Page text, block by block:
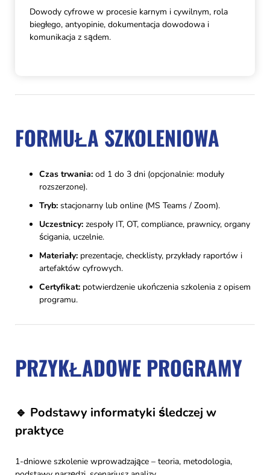
Dowody cyfrowe w procesie karnym i cywilnym, rola
biegłego, antyopinie, dokumentacja dowodowa i
komunikacja z sądem.
FORMUŁA SZKOLENIOWA
Czas trwania: od 1 do 3 dni (opcjonalnie: moduły
rozszerzone).
Tryb: stacjonarny lub online (MS Teams / Zoom).
Uczestnicy: zespoły IT, OT, compliance, prawnicy, organy
ścigania, uczelnie.
Materiały: prezentacje, checklisty, przykłady raportów i
artefaktów cyfrowych.
Certyfikat: potwierdzenie ukończenia szkolenia z opisem
programu.
PRZYKŁADOWE PROGRAMY
🔹 Podstawy informatyki śledczej w
praktyce
1-dniowe szkolenie wprowadzające – teoria, metodologia,